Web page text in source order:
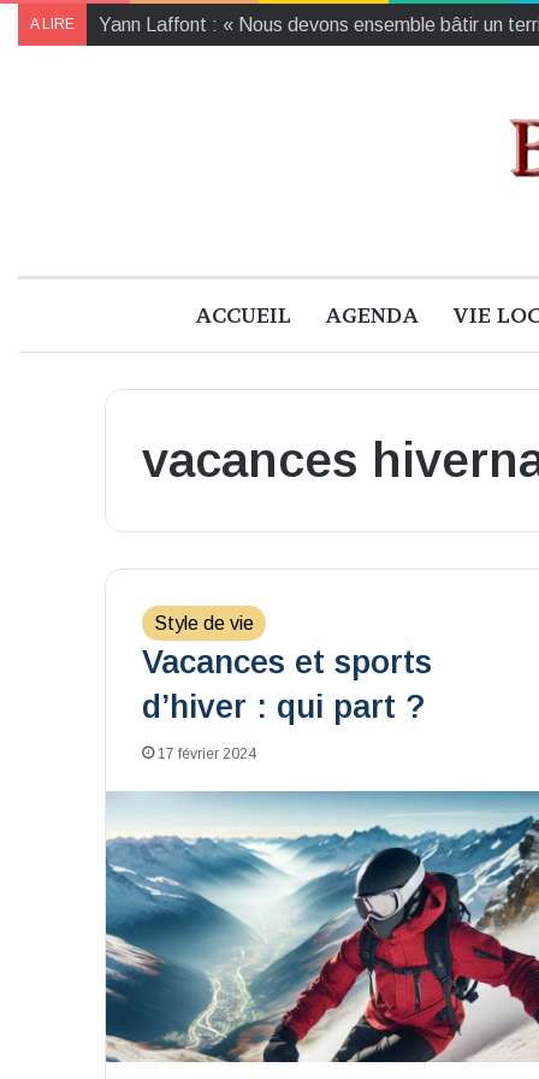
A LIRE Yann Laffont : « Nous devons ensemble bâtir un
ACCUEIL AGENDA VIE
vacances
Style de vie
Vacances et sports
d’hiver : qui part ?
17 février 2024